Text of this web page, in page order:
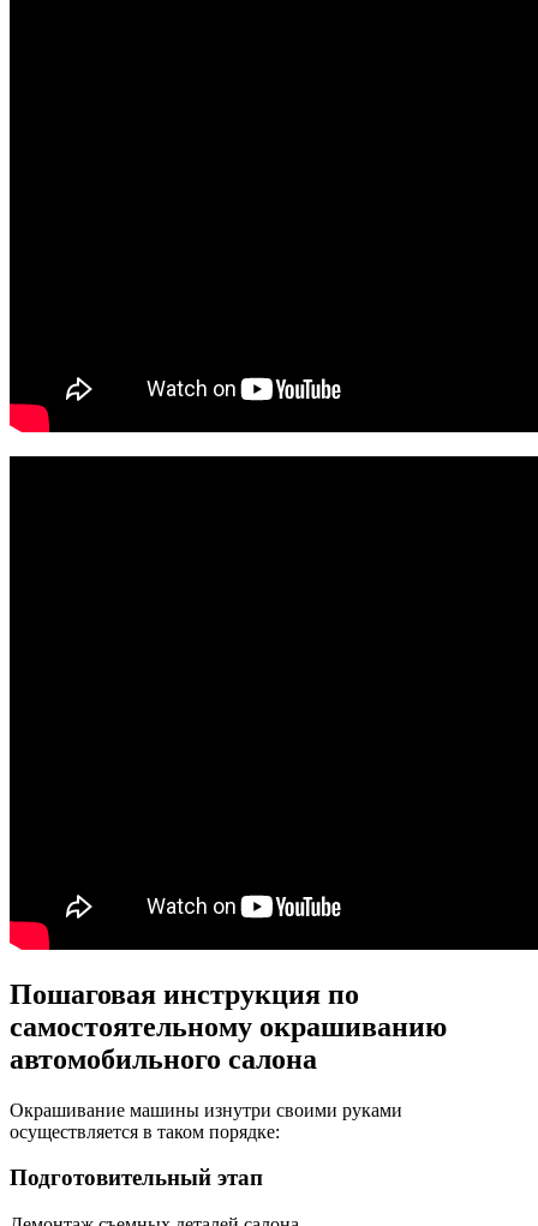
Пошаговая инструкция по
самостоятельному окрашиванию
автомобильного салона
Окрашивание машины изнутри своими руками
осуществляется в таком порядке:
Подготовительный этап